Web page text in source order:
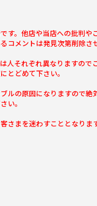
す。他店や当店への批判
メントは発見次第削除さ
人それぞれ異なりますの
とどめて下さい。
ルの原因になりますので
い。
さまを迷わすこととなりま